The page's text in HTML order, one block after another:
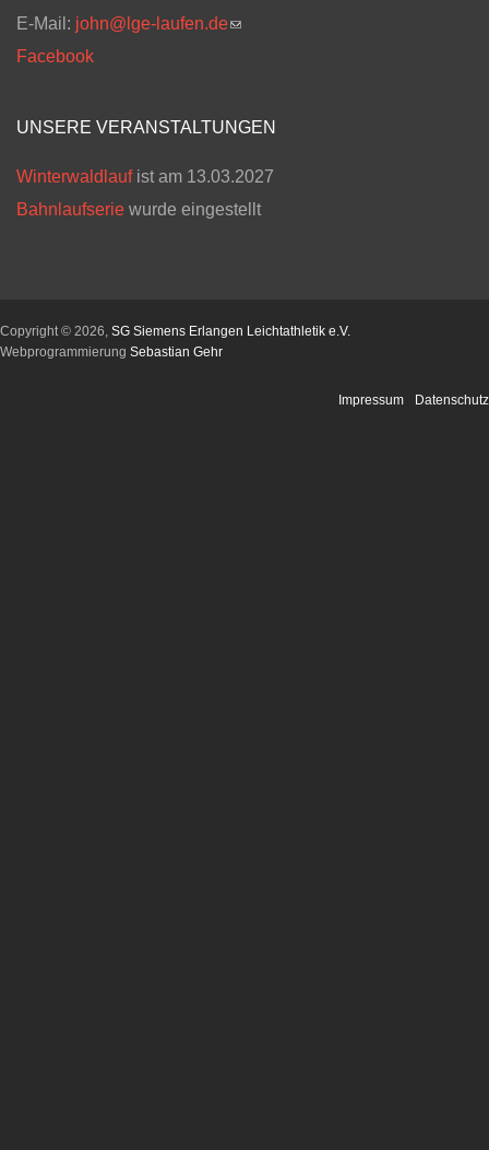
E-Mail: john@lge-laufen.de(link sends e-mail)
Facebook
UNSERE VERANSTALTUNGEN
Winterwaldlaufist am 13.03.2027
Bahnlaufserie wurde eingestellt
Copyright © 2026, SG Siemens Erlangen Leichtathletik e.V.
Webprogrammierung Sebastian Gehr
Impressum Datenschutz